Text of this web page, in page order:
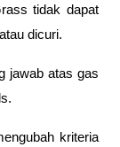
tidak dapat
dicuri.
jawab atas gas
kriteria